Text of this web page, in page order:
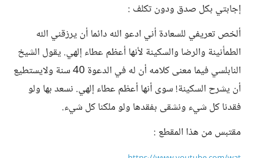
إجابتي بكل صدق ودون تكلف :
ألخص تعريفي للسعادة أني ادعو الله دائما أن يرزقني الله
الطمأنينة والرضا والسكينة لأنها أعظم عطاء إلهي. يقول الشيخ
النابلسي فيما معنى كلامه أن له في الدعوة 40 سنة ولايستطيع
أن يشرح السكينة! سوى أنها أعظم عطاء إلهي. نسعد بها ولو
فقدنا كل شيء ونشقى بفقدها ولو ملكنا كل شيء.
مقتبس من هذا المقطع :